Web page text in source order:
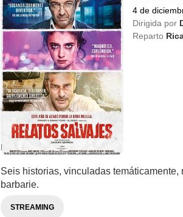
4 de
Dirigida por
Reparto
Seis historias, vinculadas
barbarie.
STREAMING